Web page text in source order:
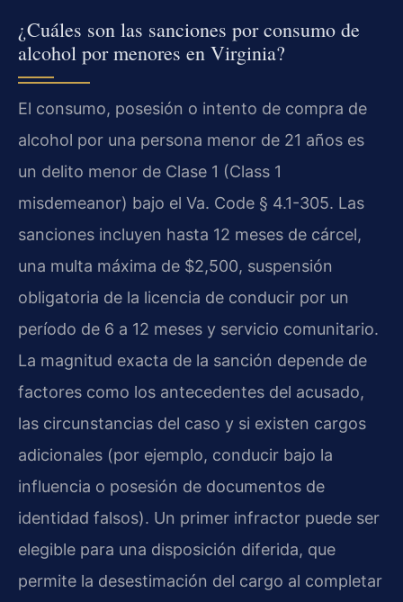
¿Cuáles son las sanciones por consumo de
alcohol por menores en Virginia?
El consumo, posesión o intento de compra de
alcohol por una persona menor de 21 años es
un delito menor de Clase 1 (Class 1
misdemeanor) bajo el Va. Code § 4.1-305. Las
sanciones incluyen hasta 12 meses de cárcel,
una multa máxima de $2,500, suspensión
obligatoria de la licencia de conducir por un
período de 6 a 12 meses y servicio comunitario.
La magnitud exacta de la sanción depende de
factores como los antecedentes del acusado,
las circunstancias del caso y si existen cargos
adicionales (por ejemplo, conducir bajo la
influencia o posesión de documentos de
identidad falsos). Un primer infractor puede ser
elegible para una disposición diferida, que
permite la desestimación del cargo al completar